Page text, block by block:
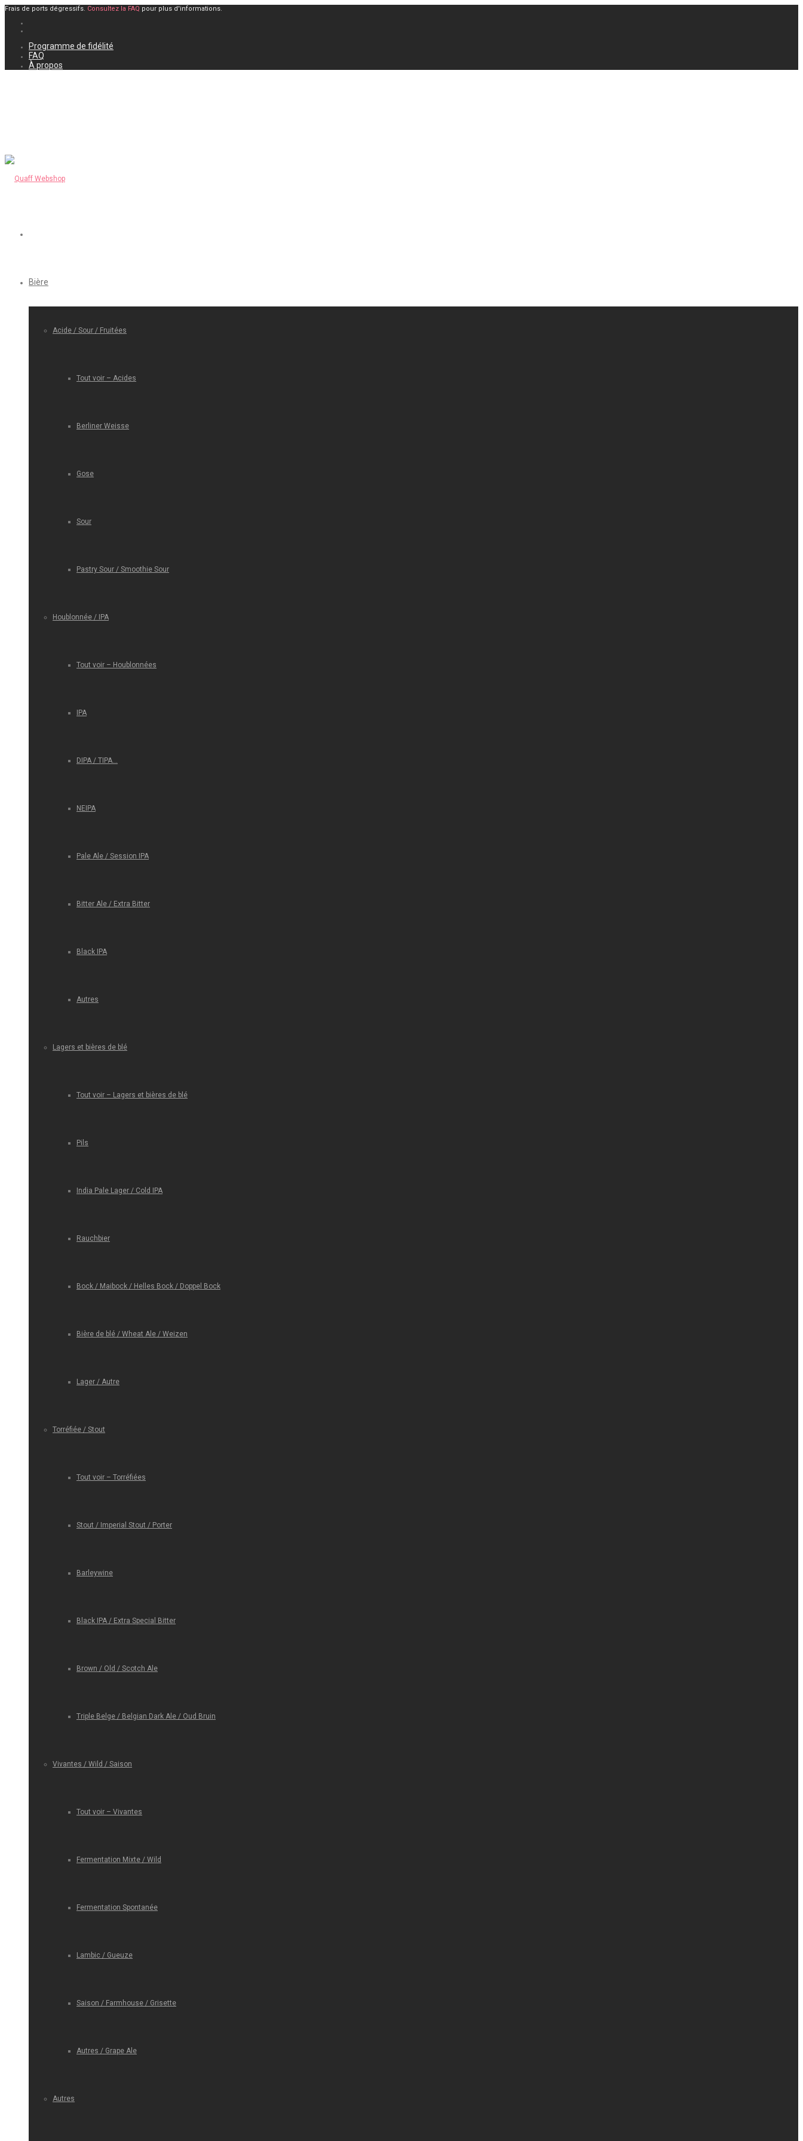
Frais de ports dégressifs. Consultez la FAQ pour plus d'informations.
Programme de fidélité
FAQ
À propos
Bière
Acide / Sour / Fruitées
Tout voir – Acides
Berliner Weisse
Gose
Sour
Pastry Sour / Smoothie Sour
Houblonnée / IPA
Tout voir – Houblonnées
IPA
DIPA / TIPA…
NEIPA
Pale Ale / Session IPA
Bitter Ale / Extra Bitter
Black IPA
Autres
Lagers et bières de blé
Tout voir – Lagers et bières de blé
Pils
India Pale Lager / Cold IPA
Rauchbier
Bock / Maibock / Helles Bock / Doppel Bock
Bière de blé / Wheat Ale / Weizen
Lager / Autre
Torréfiée / Stout
Tout voir – Torréfiées
Stout / Imperial Stout / Porter
Barleywine
Black IPA / Extra Special Bitter
Brown / Old / Scotch Ale
Triple Belge / Belgian Dark Ale / Oud Bruin
Vivantes / Wild / Saison
Tout voir – Vivantes
Fermentation Mixte / Wild
Fermentation Spontanée
Lambic / Gueuze
Saison / Farmhouse / Grisette
Autres / Grape Ale
Autres